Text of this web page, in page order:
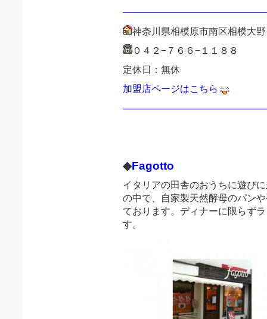
神奈川県相模原市南区相模大
０４２−７６６−１１８８
定休日：無休
加盟店ページはこちら
◆Fagotto
イタリアの田舎のおうちに遊び
の中で、自家製天然酵母のパン
ております。ディナーに限らず
す。